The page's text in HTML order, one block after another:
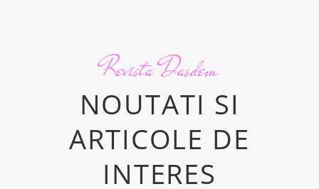
Revista Dasdem
NOUTATI SI
ARTICOLE DE
INTERES